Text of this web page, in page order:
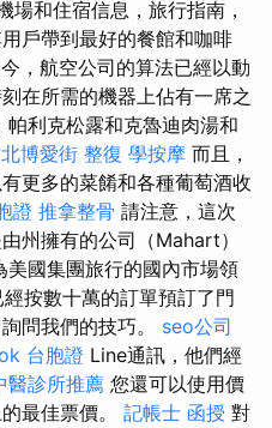
場和住宿信息，旅行指南，
戶帶到最好的餐館和咖啡
，航空公司的算法已經以動
在所需的機器上佔有一席之
利克松露和克魯迪肉湯和
博愛街 整復 學按摩 而且，
更多的菜餚和各種葡萄酒收
證 推拿整骨 請注意，這次
州擁有的公司（Mahart）
國集團旅行的國內市場領
按數十萬的訂單預訂了門
問我們的技巧。 seo公司
台胞證 Line通訊，他們經
醫診所推薦 您還可以使用價
最佳票價。 記帳士 函授 對